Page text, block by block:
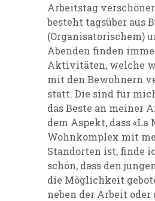
Arbeitstag
besteht tagsüber aus
(Organisatorischem)
Abenden finden
Aktivitäten, welche
mit den Bewohnern
statt. Die sind für
das Beste an meiner
dem Aspekt, dass «La
Wohnkomplex mit
Standorten ist, finde
schön, dass den
die Möglichkeit
neben der Arbeit oder